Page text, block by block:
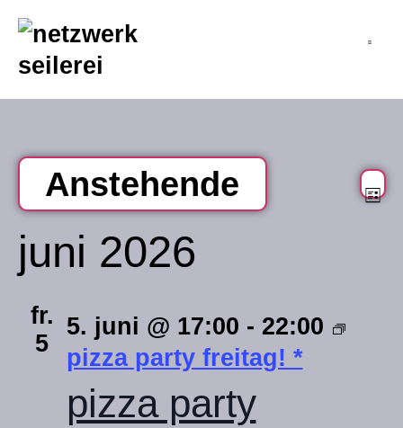
springen
Anstehende
datum
wählen.
juni 2026
fr.
5
pizza party
5. juni @ 17:00 - 22:00
pizza party freitag! *